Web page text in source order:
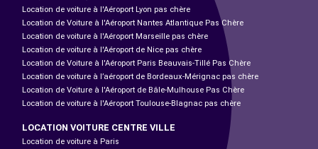
Location de voiture à l'Aéroport Lyon pas chère
Location de Voiture à l'Aéroport Nantes Atlantique Pas Chère
Location de voiture à l'Aéroport Marseille pas chère
Location de voiture à l'Aéroport de Nice pas chère
Location de Voiture à l'Aéroport Paris Beauvais-Tillé Pas Chère
Location de voiture à l’aéroport de Bordeaux-Mérignac pas chère
Location de Voiture à l'Aéroport de Bâle-Mulhouse Pas Chère
Location de voiture à l'Aéroport Toulouse-Blagnac pas chère
LOCATION VOITURE CENTRE VILLE
Location de voiture à Paris